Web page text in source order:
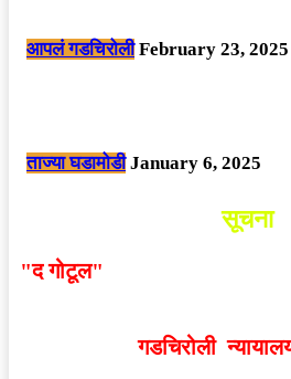
आपलं गडचिरोली February 23, 2025
ताज्या घडामोडी January 6, 2025
सूचना
"द गोटूल"
गडचिरोली